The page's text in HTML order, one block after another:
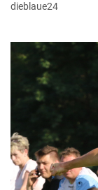
dieblaue24